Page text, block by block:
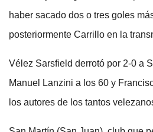
haber sacado dos o tres goles
posteriormente Carrillo en la
Vélez Sarsfield derrotó por 2-0 a
Manuel Lanzini a los 60 y
los autores de los tantos